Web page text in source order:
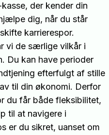
der kender din
dig, når du står
karrierespor.
vi de særlige vilkår i
Du kan have perioder
efterfulgt af stille
til din økonomi. Derfor
du får både fleksibilitet,
til at navigere i
er du sikret, uanset om